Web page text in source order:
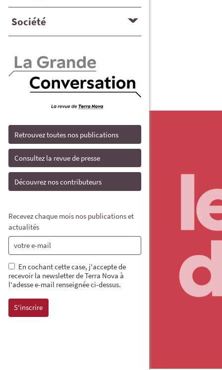
Société
Retrouvez toutes nos publications
Consultez la revue de presse
Découvrez nos contributeurs
Recevez chaque mois nos publications et
actualités
En cochant cette case, j'accepte de
recevoir la newsletter de Terra Nova à
l'adesse e-mail renseignée ci-dessus.